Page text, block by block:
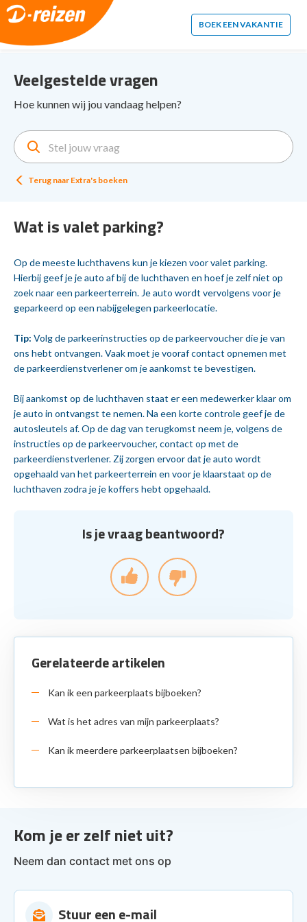
2. Paste this code immediately after the opening tag:
BOEK EEN VAKANTIE
Veelgestelde vragen
Hoe kunnen wij jou vandaag helpen?
Terug naar Extra's boeken
Wat is valet parking?
Op de meeste luchthavens kun je kiezen voor valet parking.
Hierbij geef je je auto af bij de luchthaven en hoef je zelf niet op
zoek naar een parkeerterrein. Je auto wordt vervolgens voor je
geparkeerd op een nabijgelegen parkeerlocatie.
Tip: Volg de parkeerinstructies op de parkeervoucher die je van
ons hebt ontvangen. Vaak moet je vooraf contact opnemen met
de parkeerdienstverlener om je aankomst te bevestigen.
Bij aankomst op de luchthaven staat er een medewerker klaar om
je auto in ontvangst te nemen. Na een korte controle geef je de
autosleutels af. Op de dag van terugkomst neem je, volgens de
instructies op de parkeervoucher, contact op met de
parkeerdienstverlener. Zij zorgen ervoor dat je auto wordt
opgehaald van het parkeerterrein en voor je klaarstaat op de
luchthaven zodra je je koffers hebt opgehaald.
Is je vraag beantwoord?
Gerelateerde artikelen
Kan ik een parkeerplaats bijboeken?
Wat is het adres van mijn parkeerplaats?
Kan ik meerdere parkeerplaatsen bijboeken?
Kom je er zelf niet uit?
Neem dan contact met ons op
Stuur een e-mail